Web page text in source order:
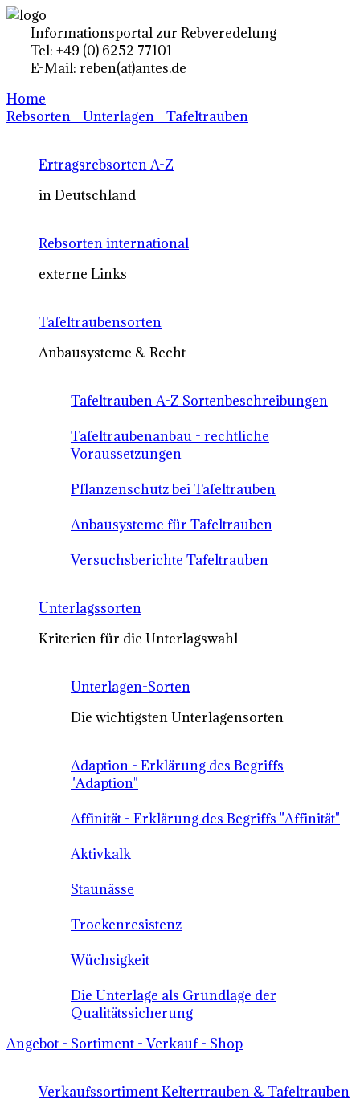
Informationsportal zur Rebveredelung
Tel: +49 (0) 6252 77101
E-Mail: reben(at)antes.de
Home
Rebsorten - Unterlagen - Tafeltrauben
Ertragsrebsorten A-Z
in Deutschland
Rebsorten international
externe Links
Tafeltraubensorten
Anbausysteme & Recht
Tafeltrauben A-Z Sortenbeschreibungen
Tafeltraubenanbau - rechtliche
Voraussetzungen
Pflanzenschutz bei Tafeltrauben
Anbausysteme für Tafeltrauben
Versuchsberichte Tafeltrauben
Unterlagssorten
Kriterien für die Unterlagswahl
Unterlagen-Sorten
Die wichtigsten Unterlagensorten
Adaption - Erklärung des Begriffs
"Adaption"
Affinität - Erklärung des Begriffs "Affinität"
Aktivkalk
Staunässe
Trockenresistenz
Wüchsigkeit
Die Unterlage als Grundlage der
Qualitätssicherung
Angebot - Sortiment - Verkauf - Shop
Verkaufssortiment Keltertrauben & Tafeltrauben